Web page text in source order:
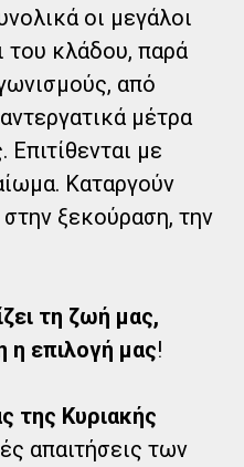
οι μεγάλοι
του κλάδου, παρά
από
μέτρα
με
Καταργούν
ξεκούραση, την
τη ζωή μας,
η επιλογή μας!
της Κυριακής
απαιτήσεις των